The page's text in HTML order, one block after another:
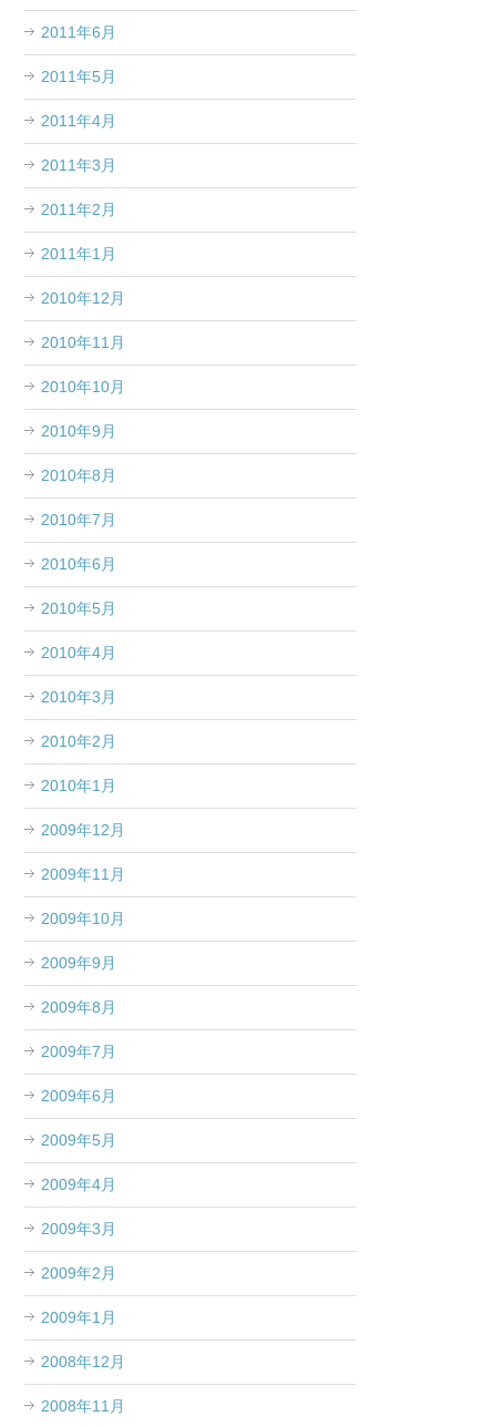
2011年6月
2011年5月
2011年4月
2011年3月
2011年2月
2011年1月
2010年12月
2010年11月
2010年10月
2010年9月
2010年8月
2010年7月
2010年6月
2010年5月
2010年4月
2010年3月
2010年2月
2010年1月
2009年12月
2009年11月
2009年10月
2009年9月
2009年8月
2009年7月
2009年6月
2009年5月
2009年4月
2009年3月
2009年2月
2009年1月
2008年12月
2008年11月